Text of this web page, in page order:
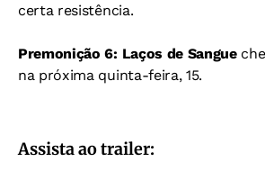
certa resistência.
Premonição 6: Laços de Sangue
na próxima quinta-feira, 15.
Assista ao trailer: